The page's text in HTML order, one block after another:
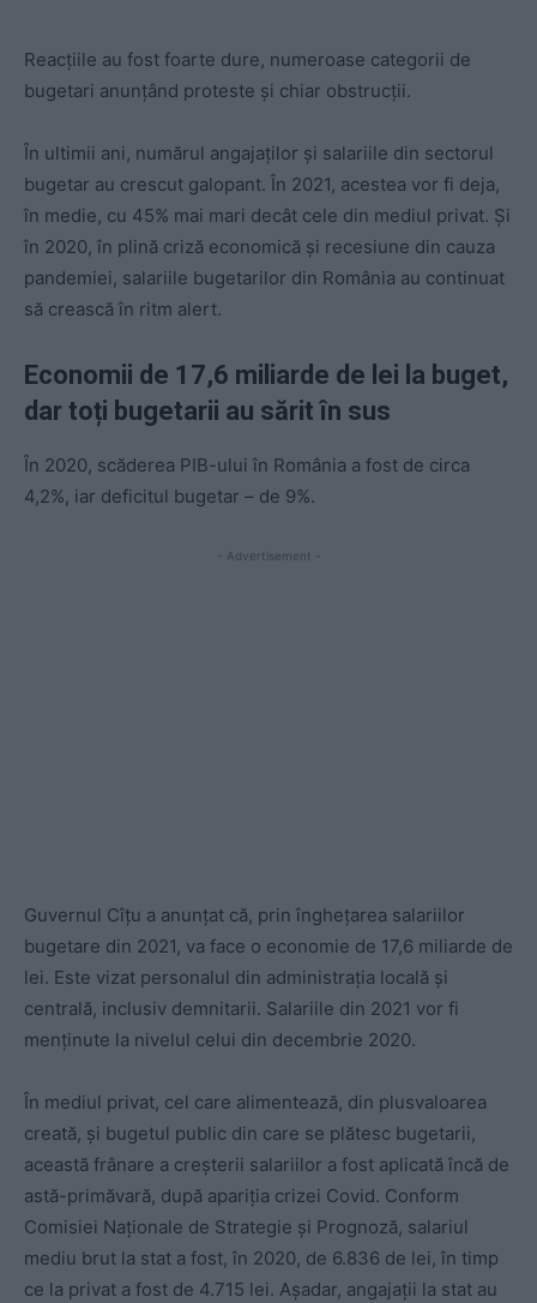
Reacțiile au fost foarte dure, numeroase categorii de
bugetari anunțând proteste și chiar obstrucții.
În ultimii ani, numărul angajaților și salariile din sectorul
bugetar au crescut galopant. În 2021, acestea vor fi deja,
în medie, cu 45% mai mari decât cele din mediul privat. Și
în 2020, în plină criză economică și recesiune din cauza
pandemiei, salariile bugetarilor din România au continuat
să crească în ritm alert.
Economii de 17,6 miliarde de lei la buget,
dar toți bugetarii au sărit în sus
În 2020, scăderea PIB-ului în România a fost de circa
4,2%, iar deficitul bugetar – de 9%.
- Advertisement -
Guvernul Cîțu a anunțat că, prin înghețarea salariilor
bugetare din 2021, va face o economie de 17,6 miliarde de
lei. Este vizat personalul din administrația locală și
centrală, inclusiv demnitarii. Salariile din 2021 vor fi
menținute la nivelul celui din decembrie 2020.
În mediul privat, cel care alimentează, din plusvaloarea
creată, și bugetul public din care se plătesc bugetarii,
această frânare a creșterii salariilor a fost aplicată încă de
astă-primăvară, după apariția crizei Covid. Conform
Comisiei Naționale de Strategie și Prognoză, salariul
mediu brut la stat a fost, în 2020, de 6.836 de lei, în timp
ce la privat a fost de 4.715 lei. Așadar, angajații la stat au